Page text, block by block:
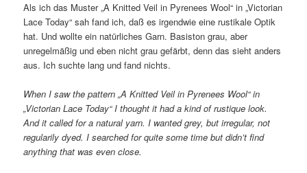
Als ich das Muster „A Knitted Veil in Pyrenees Wool“ in „Victorian
Lace Today“ sah fand ich, daß es irgendwie eine rustikale Optik
hat. Und wollte ein natürliches Garn. Basiston grau, aber
unregelmäßig und eben nicht grau gefärbt, denn das sieht anders
aus. Ich suchte lang und fand nichts.
When I saw the pattern „A Knitted Veil in Pyrenees Wool“ in
„Victorian Lace Today“ I thought it had a kind of rustique look.
And it called for a natural yarn. I wanted grey, but irregular, not
regularily dyed. I searched for quite some time but didn’t find
anything that was even close.